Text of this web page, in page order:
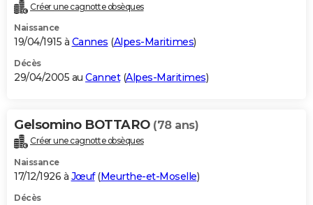
Créer une cagnotte obsèques
Naissance
19/04/1915 à Cannes (Alpes-Maritimes)
Décès
29/04/2005 au Cannet(Alpes-Maritimes)
Gelsomino BOTTARO (78 ans)
Créer une cagnotte obsèques
Naissance
17/12/1926 à Jœuf(Meurthe-et-Moselle)
Décès